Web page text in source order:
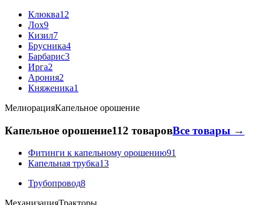
Клюква12
Лох9
Кизил7
Брусника4
Барбарис3
Ирга2
Арония2
Княженика1
МелиорацияКапельное орошение
Капельное орошение112 товаровВсе товары →
Фитинги к капельному орошению91
Капельная трубка13
Трубопровод8